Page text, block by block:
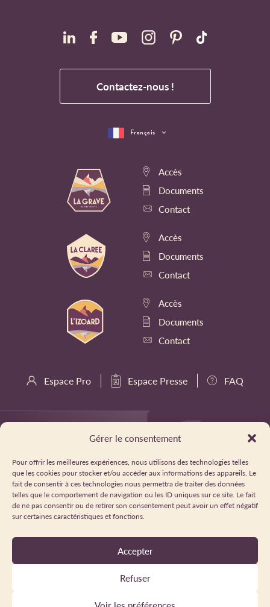
Gérer le consentement
Pour offrir les meilleures expériences, nous utilisons des technologies telles
que les cookies pour stocker et/ou accéder aux informations des appareils. Le
fait de consentir à ces technologies nous permettra de traiter des données
telles que le comportement de navigation ou les ID uniques sur ce site. Le fait
de ne pas consentir ou de retirer son consentement peut avoir un effet négatif
sur certaines caractéristiques et fonctions.
Accepter
Refuser
d’Huez le 6 août 2026 la ligne LER55 est impactée pour la
Contactez-nous !
Accès
Documents
Contact
Accès
Documents
Contact
Accès
Documents
Contact
Espace Pro Espace Presse FAQ
Français